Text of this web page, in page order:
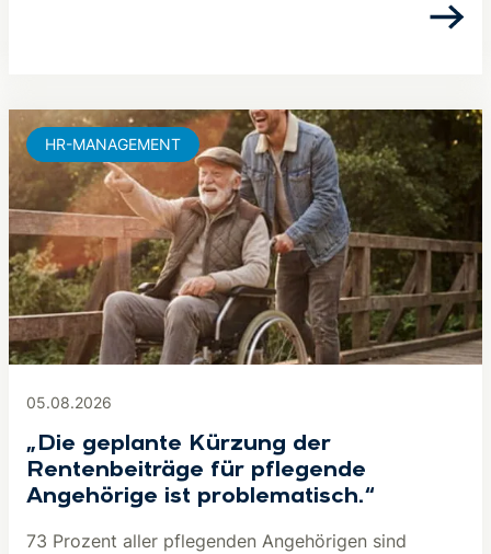
05.08.2026
„Die geplante Kürzung der
Rentenbeiträge für pflegende
Angehörige ist problematisch.“
73 Prozent aller pflegenden Angehörigen sind
HR-MANAGEMENT